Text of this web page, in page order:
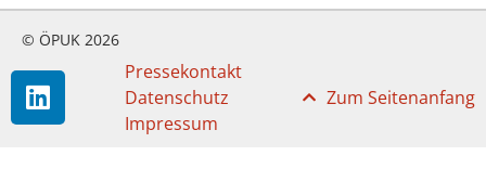
© ÖPUK 2026
Pressekontakt
Datenschutz
Impressum
Zum Seitenanfang